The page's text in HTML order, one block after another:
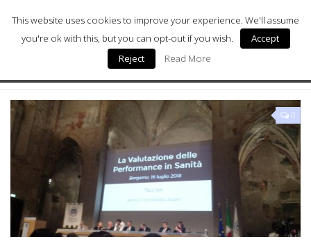
Milano Sostenibile
Milano Wellness
Milano Salute & Medicina
Milano Donna
Digital Health
Chi siamo
ASST BERGAMO
0
This website uses cookies to improve your experience. We'll assume
you're ok with this, but you can opt-out if you wish.
Accept
Reject
Read More